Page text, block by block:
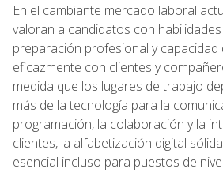
En el cambiante mercado laboral
valoran a candidatos con
preparación profesional y capacidad
eficazmente con clientes y
medida que los lugares de trabajo
más de la tecnología para la
programación, la colaboración y la
clientes, la alfabetización digital
esencial incluso para puestos de